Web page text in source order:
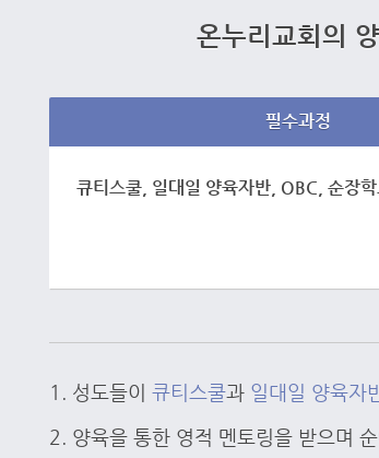
온누리교회의
필수과정
큐티스쿨, 일대일 양육자반, OBC, 순장
1. 성도들이 큐티스쿨과 일대일 양육자
2. 양육을 통한 영적 멘토링을 받으며